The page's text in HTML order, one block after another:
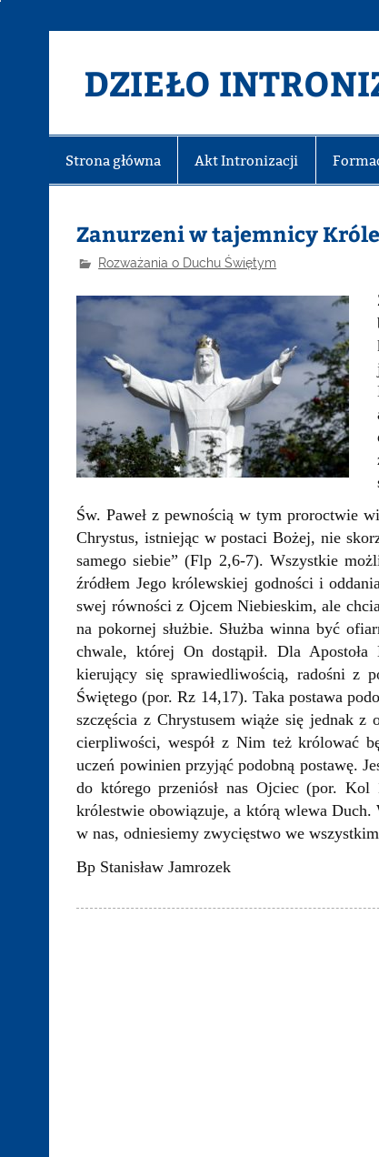
DZIEŁO
Strona główna Akt Intronizacji
Zanurzeni w tajemnicy
Rozważania o Duchu Świętym
Św. Paweł z pewnością w tym proroctwie
Chrystus, istniejąc w postaci Bożej, nie
samego siebie” (Flp 2,6-7). Wszystkie
źródłem Jego królewskiej godności i
swej równości z Ojcem Niebieskim, ale
na pokornej służbie. Służba winna być
chwale, której On dostąpił. Dla
kierujący się sprawiedliwością, radośni z
Świętego (por. Rz 14,17). Taka postawa
szczęścia z Chrystusem wiąże się jednak
cierpliwości, wespół z Nim też królować
uczeń powinien przyjąć podobną postawę.
do którego przeniósł nas Ojciec (por.
królestwie obowiązuje, a którą wlewa Duch.
w nas, odniesiemy zwycięstwo we
Bp Stanisław Jamrozek